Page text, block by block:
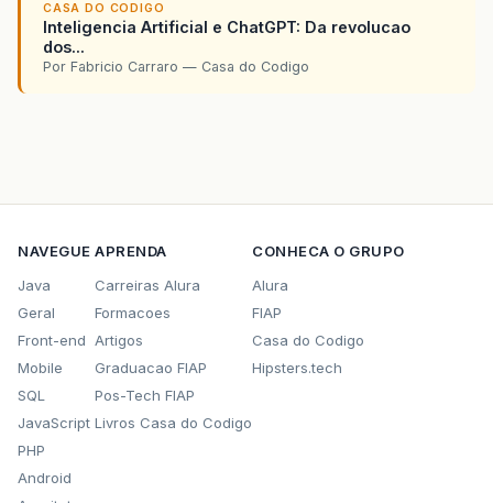
CASA DO CODIGO
Inteligencia Artificial e ChatGPT: Da revolucao
dos...
Por Fabricio Carraro — Casa do Codigo
NAVEGUE
Java
Geral
Front-end
Mobile
SQL
JavaScript
PHP
Android
APRENDA
Carreiras Alura
Formacoes
Artigos
Graduacao FIAP
Pos-Tech FIAP
Livros Casa do Codigo
CONHECA O GRUPO
Alura
FIAP
Casa do Codigo
Hipsters.tech